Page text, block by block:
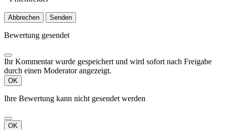
Abbrechen Senden
Bewertung gesendet
Ihr Kommentar wurde gespeichert und wird sofort nach Freigabe
durch einen Moderator angezeigt.
OK
Ihre Bewertung kann nicht gesendet werden
OK